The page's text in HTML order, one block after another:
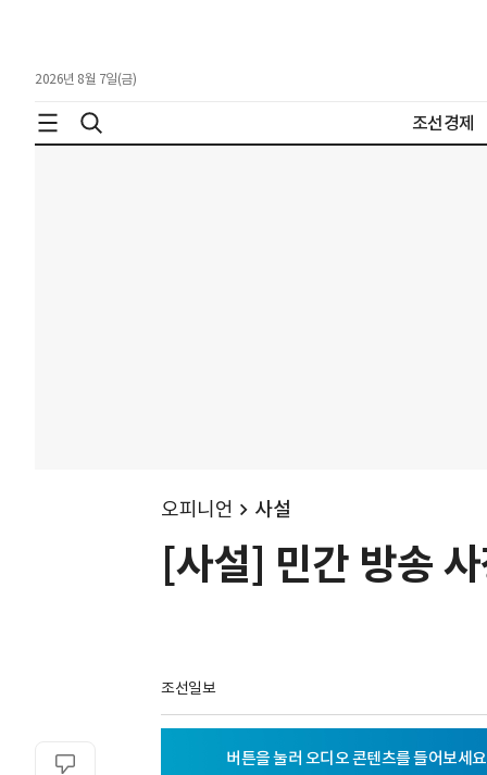
2026년 8월 7일(금)
조선경제
오피니언 사설
[사설] 민간 방송
조선일보